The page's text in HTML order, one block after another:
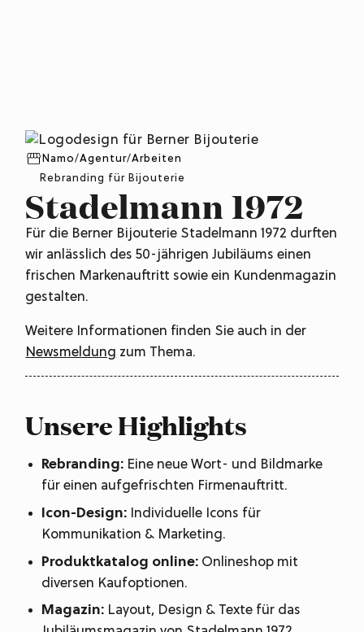
Namo/Agentur/Arbeiten
Rebranding für Bijouterie
Stadelmann 1972
Für die Berner Bijouterie Stadelmann 1972 durften
wir anlässlich des 50-jährigen Jubiläums einen
frischen Markenauftritt sowie ein Kundenmagazin
gestalten.
Weitere Informationen finden Sie auch in der
Newsmeldung zum Thema.
Unsere Highlights
Rebranding: Eine neue Wort- und Bildmarke
für einen aufgefrischten Firmenauftritt.
Icon-Design: Individuelle Icons für
Kommunikation & Marketing.
Produktkatalog online: Onlineshop mit
diversen Kaufoptionen.
Magazin: Layout, Design & Texte für das